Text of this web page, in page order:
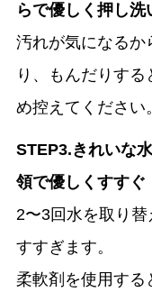
らで優しく押し洗
汚れが気になるか
り、もんだりす
め控えてください。
STEP3.きれいな
領で優しくすすぐ
2〜3回水を取り替
すすぎます。
柔軟剤を使用する